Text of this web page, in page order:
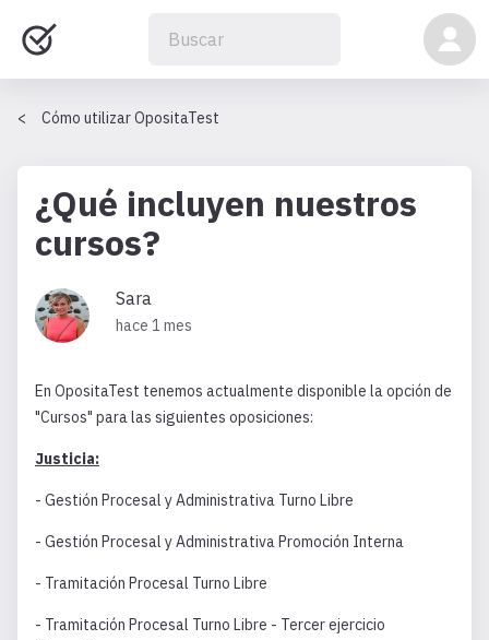
Cómo utilizar OpositaTest
¿Qué incluyen nuestros
cursos?
Sara
hace 1 mes
En OpositaTest tenemos actualmente disponible la opción de
"Cursos" para las siguientes oposiciones:
Justicia:
- Gestión Procesal y Administrativa Turno Libre
- Gestión Procesal y Administrativa Promoción Interna
- Tramitación Procesal Turno Libre
- Tramitación Procesal Turno Libre - Tercer ejercicio